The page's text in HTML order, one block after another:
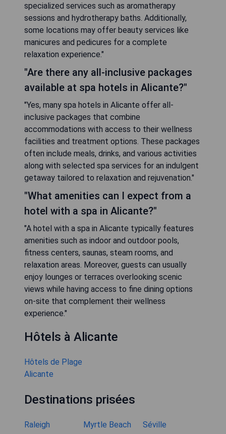
specialized services such as aromatherapy
sessions and hydrotherapy baths. Additionally,
some locations may offer beauty services like
manicures and pedicures for a complete
relaxation experience."
"Are there any all-inclusive packages
available at spa hotels in Alicante?"
"Yes, many spa hotels in Alicante offer all-
inclusive packages that combine
accommodations with access to their wellness
facilities and treatment options. These packages
often include meals, drinks, and various activities
along with selected spa services for an indulgent
getaway tailored to relaxation and rejuvenation."
"What amenities can I expect from a
hotel with a spa in Alicante?"
"A hotel with a spa in Alicante typically features
amenities such as indoor and outdoor pools,
fitness centers, saunas, steam rooms, and
relaxation areas. Moreover, guests can usually
enjoy lounges or terraces overlooking scenic
views while having access to fine dining options
on-site that complement their wellness
experience."
Hôtels à Alicante
Hôtels de Plage
Alicante
Destinations prisées
Raleigh Myrtle Beach Séville